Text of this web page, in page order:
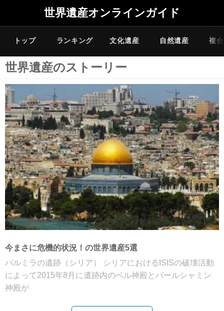
世界遺産オンラインガイド
トップ ランキング 文化遺産 自然遺産 複
世界遺産のストーリー
今まさに危機的状況！の世界遺産5選
パルミラの遺跡（シリア） シリアにおけるISISの破壊活動
によって2015年8月に遺跡内のベル神殿とバールシャミン
神殿が